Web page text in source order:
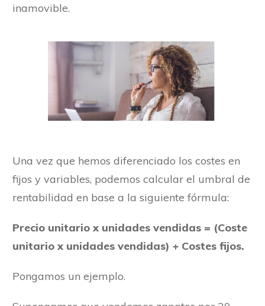
inamovible.
Una vez que hemos diferenciado los costes en
fijos y variables, podemos calcular el umbral de
rentabilidad en base a la siguiente fórmula:
Precio unitario x unidades vendidas = (Coste
unitario x unidades vendidas) + Costes fijos.
Pongamos un ejemplo.